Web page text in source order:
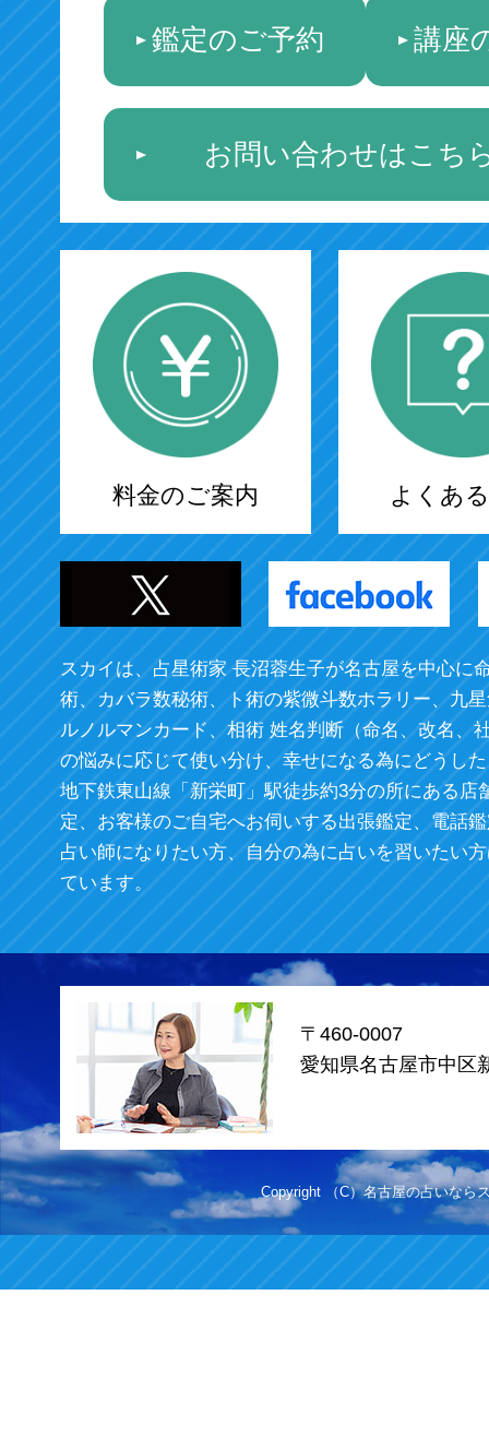
鑑定のご予約 講座
お問い合わせはこち
料金のご案内 よくあ
スカイは、占星術家 長沼蓉生子が名古屋を中心に
術、カバラ数秘術、ト術の紫微斗数ホラリー、九
ルノルマンカード、相術 姓名判断（命名、改名、
の悩みに応じて使い分け、幸せになる為にどうし
地下鉄東山線「新栄町」駅徒歩約3分の所にある
定、お客様のご自宅へお伺いする出張鑑定、電話
占い師になりたい方、自分の為に占いを習いたい
ています。
〒460-0007
愛知県名古屋市中区
Copyright （C）名古屋の占いな